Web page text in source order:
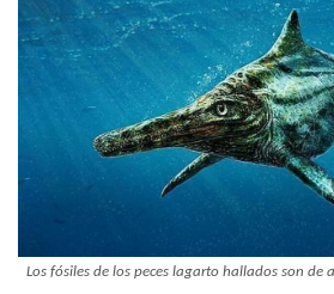
Los fósiles de los peces lagarto hallados son de